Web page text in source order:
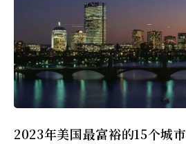
2023年美国最富裕的15个城市